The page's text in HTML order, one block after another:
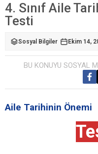
4. Sınıf Aile
Testi
Sosyal Bilgiler Ekim 14,
BU KONUYU SOSYAL
Aile Tarihinin Önemi